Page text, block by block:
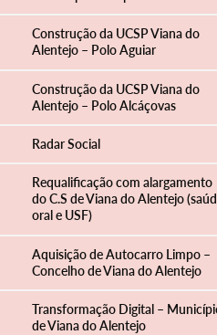
Construção da UCSP Viana do
Alentejo – Polo Aguiar
Construção da UCSP Viana do
Alentejo – Polo Alcáçovas
Radar Social
Requalificação com alargamento
do C.S de Viana do Alentejo
oral e USF)
Aquisição de Autocarro Limpo –
Concelho de Viana do Alentejo
Transformação Digital –
de Viana do Alentejo